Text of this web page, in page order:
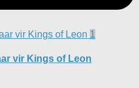
1
vir Kings of Leon